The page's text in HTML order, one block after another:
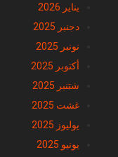
يناير 2026
دجنبر 2025
نونبر 2025
أكتوبر 2025
شتنبر 2025
غشت 2025
يوليوز 2025
يونيو 2025